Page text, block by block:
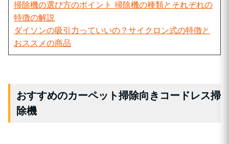
掃除機の選び方のポイント 掃除機の種類とそれぞれの
特徴の解説
ダイソンの吸引力っていいの？サイクロン式の特徴と
おススメの商品
おすすめのカーペット掃除向きコードレス掃
除機